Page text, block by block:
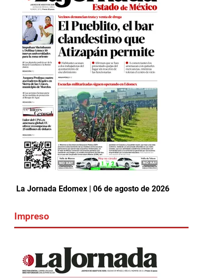
La Jornada Edomex | 06 de agosto de 2026
Impreso